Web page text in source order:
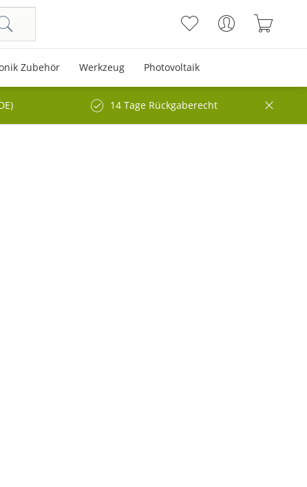
Zubehör Werkzeug Photovoltaik
14 Tage Rückgaberecht